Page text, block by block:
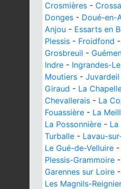
Crosmières -
Donges - Doué-en-
Anjou - Essarts en
Plessis - Froidfond -
Grosbreuil -
Indre - Ingrandes-
Moutiers - Juvardeil
Giraud - La
Chevallerais - La
Fouassière - La
La Possonnière - La
Turballe - Lavau-
Le Gué-de-Velluire -
Plessis-Grammoire -
Garennes sur Loire -
Les Magnils-